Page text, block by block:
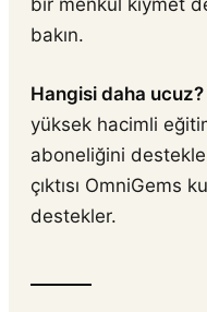
bir menkul kıymet
bakın.
Hangisi daha ucuz?
yüksek hacimli
aboneliğini
çıktısı OmniGems
destekler.